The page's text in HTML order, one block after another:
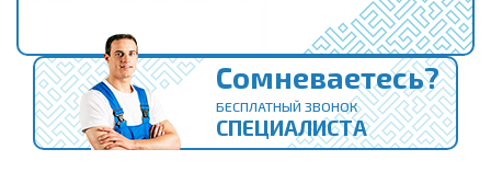
Сомневаетесь?
БЕСПЛАТНЫЙ ЗВОНОК
СПЕЦИАЛИСТА